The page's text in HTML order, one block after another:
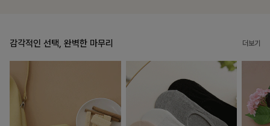
감각적인 선택, 완벽한 마무리 더보기